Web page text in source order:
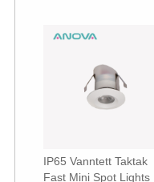
IP65 Vanntett Taktak
Fast Mini Spot Lights